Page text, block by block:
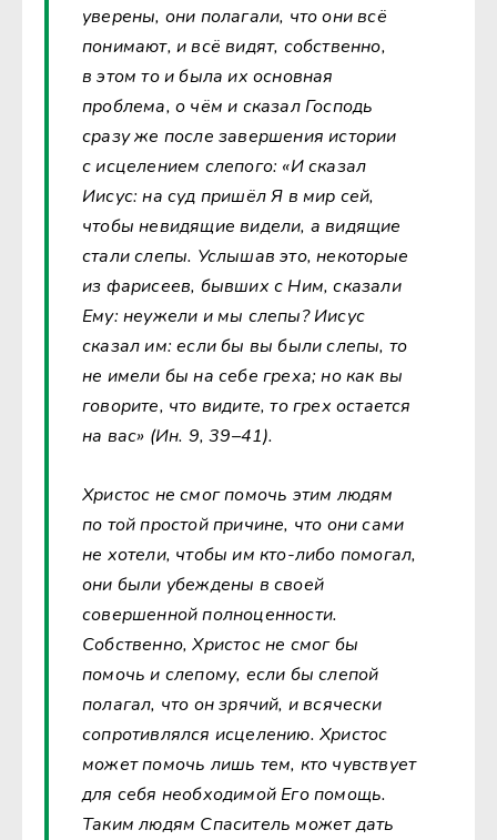
уверены, они полагали, что они всё
понимают, и всё видят, собственно,
в этом то и была их основная
проблема, о чём и сказал Господь
сразу же после завершения истории
с исцелением слепого: «И сказал
Иисус: на суд пришёл Я в мир сей,
чтобы невидящие видели, а видящие
стали слепы. Услышав это, некоторые
из фарисеев, бывших с Ним, сказали
Ему: неужели и мы слепы? Иисус
сказал им: если бы вы были слепы, то
не имели бы на себе греха; но как вы
говорите, что видите, то грех остается
на вас» (Ин. 9, 39–41).
Христос не смог помочь этим людям
по той простой причине, что они сами
не хотели, чтобы им кто-либо помогал,
они были убеждены в своей
совершенной полноценности.
Собственно, Христос не смог бы
помочь и слепому, если бы слепой
полагал, что он зрячий, и всячески
сопротивлялся исцелению. Христос
может помочь лишь тем, кто чувствует
для себя необходимой Его помощь.
Таким людям Спаситель может дать